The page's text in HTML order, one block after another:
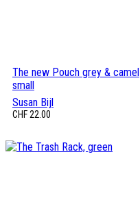
The new Pouch grey & camel
small
Susan Bijl
CHF22.00